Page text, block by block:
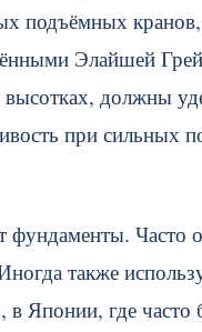
кранов,
Элайшей
должны
при сильных
фундаменты. Часто
также
Японии, где часто